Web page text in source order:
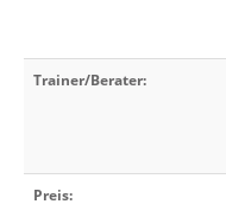
Trainer/Berater:
Preis: